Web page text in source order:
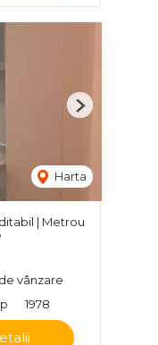
Harta
Next
| Metrou
vânzare
1978